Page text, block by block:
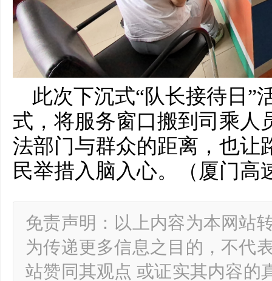
此次下沉式“队长接待日”
式，将服务窗口搬到司乘人
法部门与群众的距离，也让
民举措入脑入心。（厦门高
免责声明：以上内容为本网站
为传递更多信息之目的，不代
站赞同其观点 或证实其内容的